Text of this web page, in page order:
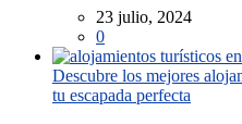
23 julio, 2024
0
Descubre los mejores
tu escapada perfecta